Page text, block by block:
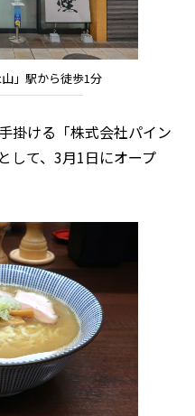
」駅から徒歩1分
掛ける「株式会社パイン
して、3月1日にオープ